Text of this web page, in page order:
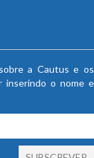
a Cautus e os
inserindo o nome e